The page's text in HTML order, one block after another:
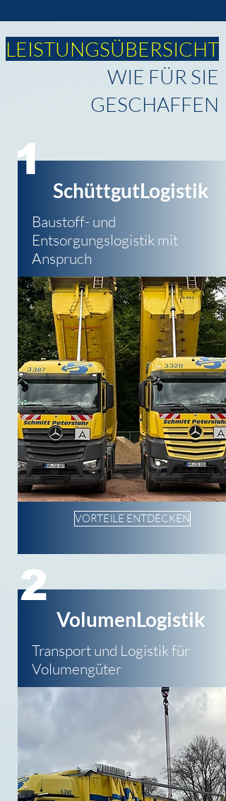
LEISTUNGSÜBERSICHT
WIE FÜR SIE
GESCHAFFEN
SchüttgutLogistik
Baustoff- und
Entsorgungslogistik mit
Anspruch
VORTEILE ENTDECKEN
VolumenLogistik
Transport und Logistik für
Volumengüter
2
1